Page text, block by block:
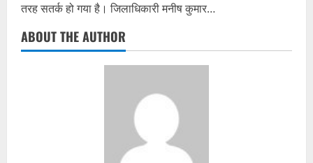
तरह सतर्क हो गया है। जिलाधिकारी मनीष कुमार…
ABOUT THE AUTHOR